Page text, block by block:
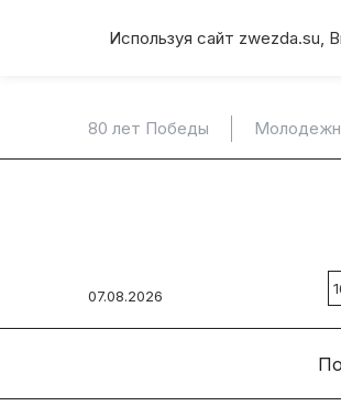
Используя сайт zwezda.su,
80 лет Победы
07.08.2026